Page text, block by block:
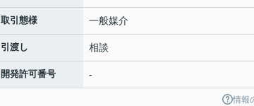
取引態様 一般媒介
引渡し 相談
開発許可番号 -
情報